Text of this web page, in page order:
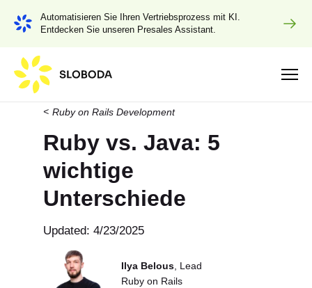
Automatisieren Sie Ihren Vertriebsprozess mit KI.
Entdecken Sie unseren Presales Assistant.
Ruby on Rails Development
Ruby vs. Java: 5
wichtige
Unterschiede
Updated: 4/23/2025
Ilya Belous, Lead
Ruby on Rails